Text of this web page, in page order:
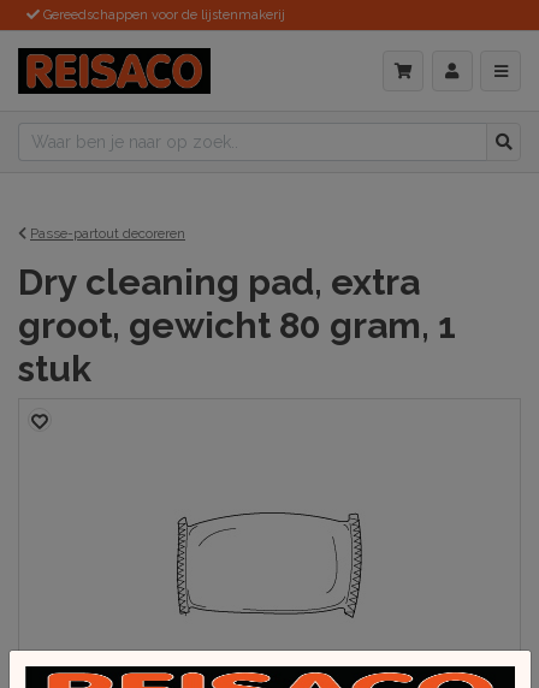
Gereedschappen voor de lijstenmakerij
Passe-partout decoreren
Dry cleaning pad, extra
groot, gewicht 80 gram, 1
stuk